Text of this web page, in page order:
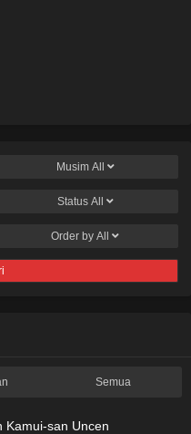
Musim All
Status All
Order by All
Semua
Kamui-san Uncen